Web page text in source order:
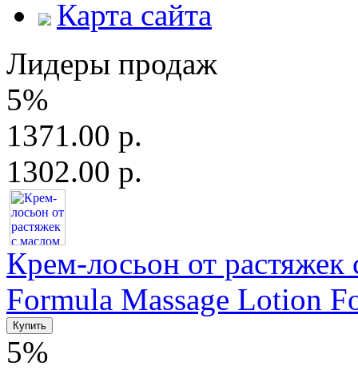
Карта сайта
Лидеры продаж
5%
1371.00 р.
1302.00 р.
Крем-лосьон от
Formula Massage Lotion
5%